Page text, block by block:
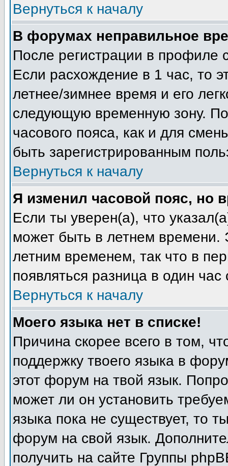
Вернуться к началу
В форумах неправильное
После регистрации в профиле
Если расхождение в 1 час, то
летнее/зимнее время и его
следующую временную зону.
часового пояса, как и для
быть зарегистрированным
Вернуться к началу
Я изменил часовой пояс, но
Если ты уверен(а), что
может быть в летнем времени.
летним временем, так что в
появляться разница в один
Вернуться к началу
Моего языка нет в списке!
Причина скорее всего в том,
поддержку твоего языка в
этот форум на твой язык.
может ли он установить
языка пока не существует, то
форум на свой язык.
получить на сайте Группы